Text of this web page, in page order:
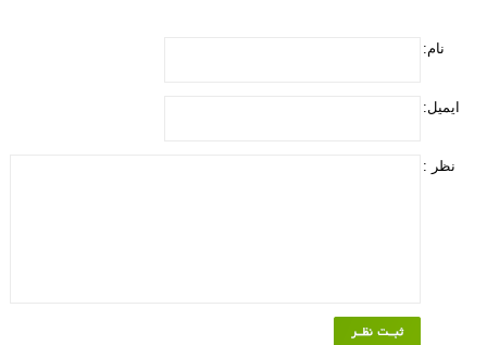
نام:
ایمیل:
نظر :